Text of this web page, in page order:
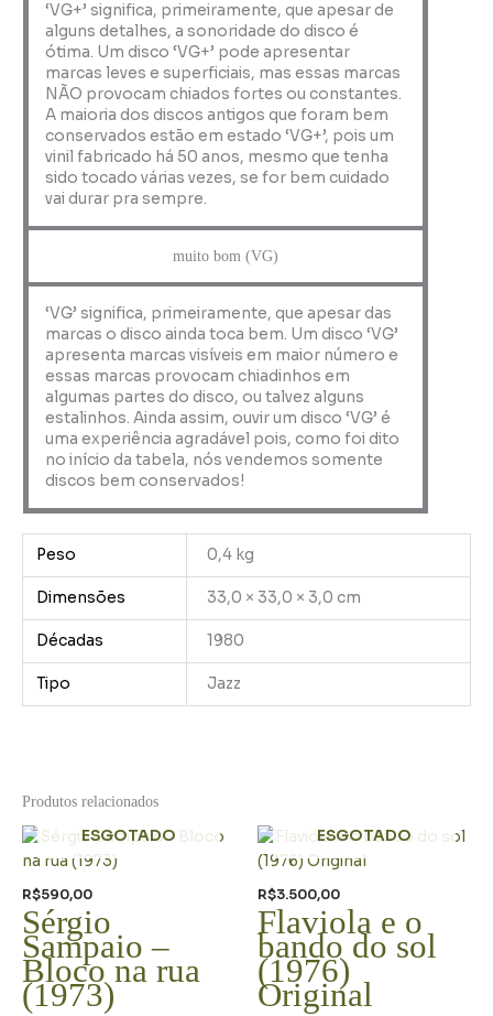
‘VG+’ significa, primeiramente, que apesar de
alguns detalhes, a sonoridade do disco é
ótima. Um disco ‘VG+’ pode apresentar
marcas leves e superficiais, mas essas marcas
NÃO provocam chiados fortes ou constantes.
A maioria dos discos antigos que foram bem
conservados estão em estado ‘VG+’, pois um
vinil fabricado há 50 anos, mesmo que tenha
sido tocado várias vezes, se for bem cuidado
vai durar pra sempre.
muito bom (VG)
‘VG’ significa, primeiramente, que apesar das
marcas o disco ainda toca bem. Um disco ‘VG’
apresenta marcas visíveis em maior número e
essas marcas provocam chiadinhos em
algumas partes do disco, ou talvez alguns
estalinhos. Ainda assim, ouvir um disco ‘VG’ é
uma experiência agradável pois, como foi dito
no início da tabela, nós vendemos somente
discos bem conservados!
Peso 0,4 kg
Dimensões 33,0 × 33,0 × 3,0 cm
Décadas 1980
Tipo Jazz
Produtos relacionados
ESGOTADO
R$590,00
Sérgio
Sampaio –
Bloco na rua
(1973)
ESGOTADO
R$3.500,00
Flaviola e o
bando do sol
(1976)
Original